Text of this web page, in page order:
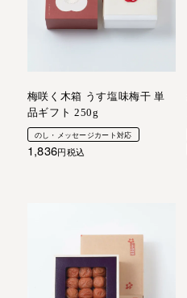
梅咲く木箱 うす塩味梅干 単
品ギフト 250g
のし・メッセージカート対応
1,836 税込